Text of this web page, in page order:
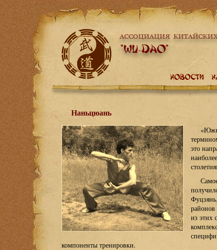
Наньцюань
это
районов
из этих
компоненты тренировки.